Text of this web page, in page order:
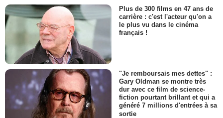
Plus de 300 films en 47 ans de
carrière : c'est l'acteur qu'on a
le plus vu dans le cinéma
français !
"Je remboursais mes dettes" :
Gary Oldman se montre très
dur avec ce film de science-
fiction pourtant brillant et qui a
généré 7 millions d'entrées à sa
sortie